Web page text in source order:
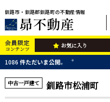
釧路市・釧路郡釧路町の不動産情報
会員限定
コンテンツ お気に入り
1086 件ただいま公開
中古一戸建て 釧路市松浦町